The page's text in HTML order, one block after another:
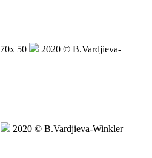
70x 50
2020 © B.Vardjieva-
2020 © B.Vardjieva-Winkler